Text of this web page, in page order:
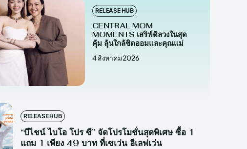
RELEASE HUB
CENTRAL MOM
MOMENTS เสริฟ์ดีลวงในสุด
คุ้ม ลุ้นใกล้ชิดออมและคุณแม่
4 สิงหาคม 2026
RELEASE HUB
“บีไชน์ ไบโอ โปร ซี” จัดโปรโมชั่นสุดพิเศษ ซื้อ 1
แถม 1 เพียง 49 บาท ที่เซเว่น อีเลฟเว่น